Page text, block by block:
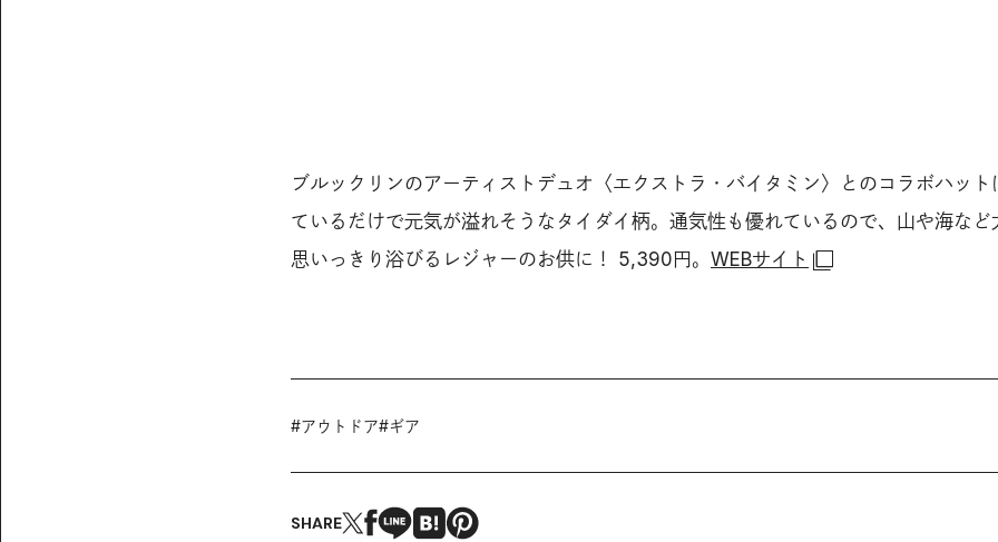
ブルックリンのアーティストデュオ〈エクストラ・バイタミン〉とのコラボハット
ているだけで元気が溢れそうなタイダイ柄。通気性も優れているので、山や海など
思いっきり浴びるレジャーのお供に！ 5,390円。 WEBサイト
#アウトドア#ギア
SHARE